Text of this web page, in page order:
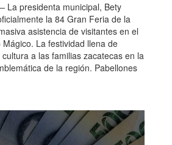
La presidenta municipal, Bety
la 84 Gran Feria de la
asistencia de visitantes en el
La festividad llena de
a las familias zacatecas en la
de la región. Pabellones